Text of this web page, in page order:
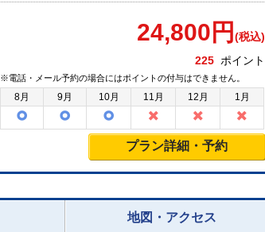
24,800 円 (税込)
225 ポイント
※電話・メール予約の場合にはポイントの付与はできません。
8月 9月 10月 11月 12月 1月
プラン詳細・予約
地図・アクセス